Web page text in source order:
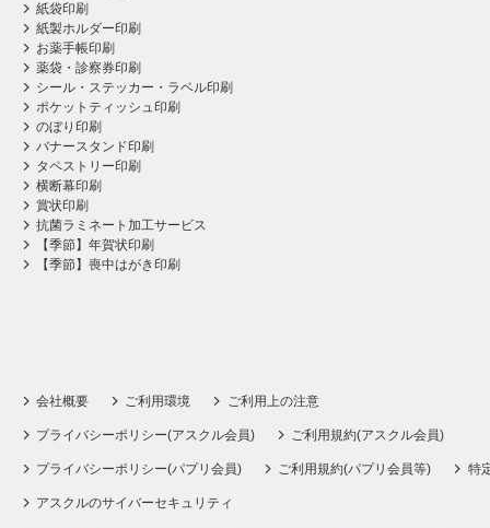
紙袋印刷
紙製ホルダー印刷
お薬手帳印刷
薬袋・診察券印刷
シール・ステッカー・ラベル印刷
ポケットティッシュ印刷
のぼり印刷
バナースタンド印刷
タペストリー印刷
横断幕印刷
賞状印刷
抗菌ラミネート加工サービス
【季節】年賀状印刷
【季節】喪中はがき印刷
会社概要 ご利用環境 ご利用上の注意
プライバシーポリシー(アスクル会員) ご利用規約(アスクル会員)
プライバシーポリシー(パプリ会員) ご利用規約(パプリ会員等) 特
アスクルのサイバーセキュリティ